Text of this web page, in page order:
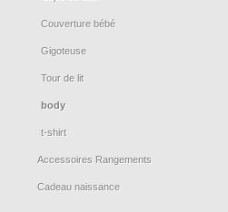
Couverture bébé
Gigoteuse
Tour de lit
body
t-shirt
Accessoires Rangements
Cadeau naissance